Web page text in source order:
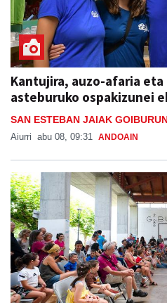
Kantujira, auzo-afaria eta
asteburuko ospakizunei
SAN ESTEBAN JAIAK
ANDOAIN